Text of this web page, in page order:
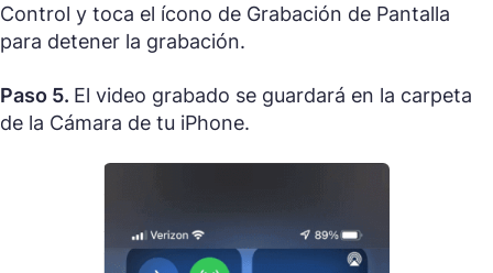
Control y toca el ícono de Grabación de Pantalla
para detener la grabación.
Paso 5. El video grabado se guardará en la carpeta
de la Cámara de tu iPhone.